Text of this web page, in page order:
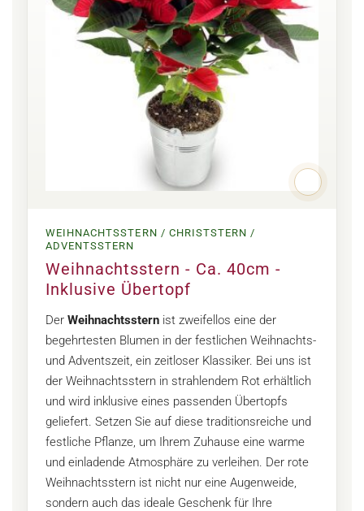
WEIHNACHTSSTERN / CHRISTSTERN /
ADVENTSSTERN
Weihnachtsstern - Ca. 40cm -
Inklusive Übertopf
Der Weihnachtsstern ist zweifellos eine der
begehrtesten Blumen in der festlichen Weihnachts-
und Adventszeit, ein zeitloser Klassiker. Bei uns ist
der Weihnachtsstern in strahlendem Rot erhältlich
und wird inklusive eines passenden Übertopfs
geliefert. Setzen Sie auf diese traditionsreiche und
festliche Pflanze, um Ihrem Zuhause eine warme
und einladende Atmosphäre zu verleihen. Der rote
Weihnachtsstern ist nicht nur eine Augenweide,
sondern auch das ideale Geschenk für Ihre